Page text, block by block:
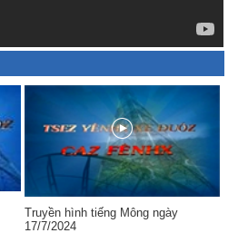
Truyền hình tiếng Mông ngày
17/7/2024